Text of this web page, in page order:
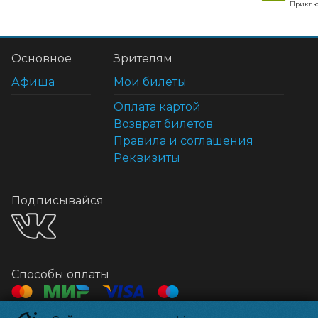
Основное
Афиша
Зрителям
Мои билеты
Оплата картой
Возврат билетов
Правила и соглашения
Реквизиты
Подписывайся
Способы оплаты